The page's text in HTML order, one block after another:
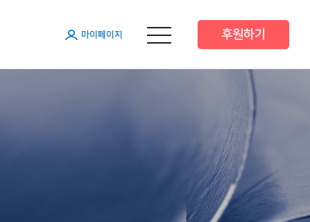
메뉴 열기
마이페이지 후원하기